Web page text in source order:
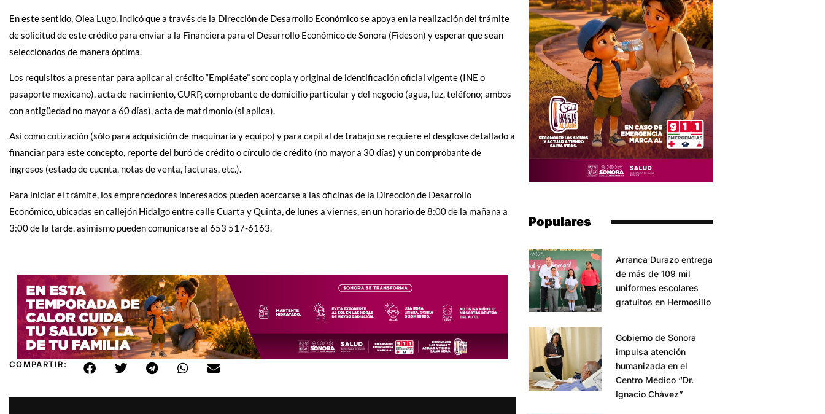
En este sentido, Olea Lugo, indicó que a través de la Dirección de Desarrollo Económico se apoya en la realización del trámite
de solicitud de este crédito para enviar a la Financiera para el Desarrollo Económico de Sonora (Fideson) y esperar que sean
seleccionados de manera óptima.
Los requisitos a presentar para aplicar al crédito “Empléate” son: copia y original de identificación oficial vigente (INE o
pasaporte mexicano), acta de nacimiento, CURP, comprobante de domicilio particular y del negocio (agua, luz, teléfono; ambos
con antigüedad no mayor a 60 días), acta de matrimonio (si aplica).
Así como cotización (sólo para adquisición de maquinaria y equipo) y para capital de trabajo se requiere el desglose detallado a
financiar para este concepto, reporte del buró de crédito o círculo de crédito (no mayor a 30 días) y un comprobante de
ingresos (estado de cuenta, notas de venta, facturas, etc.).
Para iniciar el trámite, los emprendedores interesados pueden acercarse a las oficinas de la Dirección de Desarrollo
Económico, ubicadas en callejón Hidalgo entre calle Cuarta y Quinta, de lunes a viernes, en un horario de 8:00 de la mañana a
3:00 de la tarde, asimismo pueden comunicarse al 653 517-6163.
COMPARTIR:
Populares
Arranca Durazo entrega
de más de 109 mil
uniformes escolares
gratuitos en Hermosillo
Gobierno de Sonora
impulsa atención
humanizada en el
Centro Médico “Dr.
Ignacio Chávez”